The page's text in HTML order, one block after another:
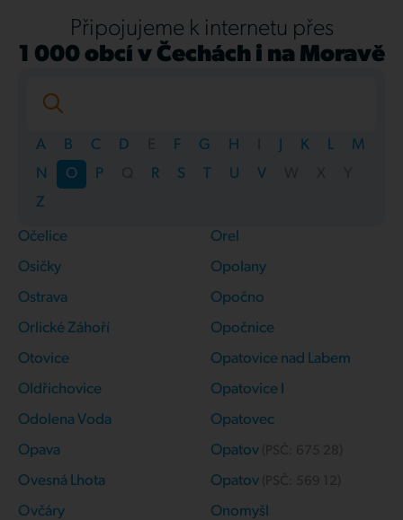
Připojujeme k internetu přes
1 000 obcí v Čechách i na Moravě
A B C D F G H K L
M
N
O P R S T U V
Z
Očelice
Osičky
Ostrava
Orlické Záhoří
Otovice
Oldřichovice
Odolena Voda
Opava
Ovesná Lhota
Ovčáry
Orel
Opolany
Opočno
Opočnice
Opatovice nad Labem
Opatovice I
Opatovec
Opatov
Opatov
Onomyšl